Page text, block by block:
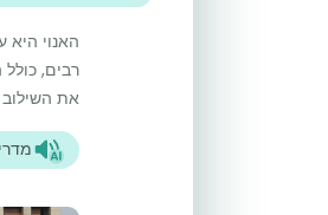
האנוי היא
רבים,
את השילוב